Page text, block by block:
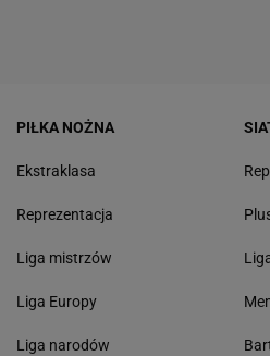
PIŁKA NOŻNA
Ekstraklasa
Reprezentacja
Liga mistrzów
Liga Europy
Liga narodów